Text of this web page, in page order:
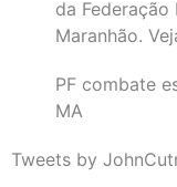
da Federação
Maranhão.
PF combate
MA
Tweets by